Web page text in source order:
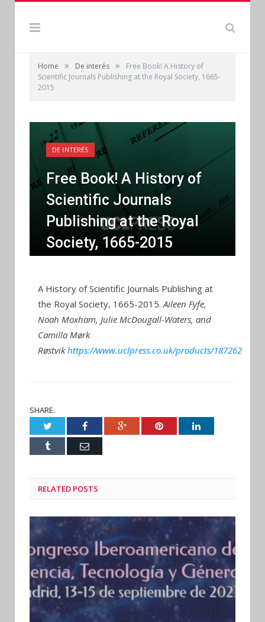
Home » De interés »
Free Book! A History of
Scientific Journals Publishing at the Royal Society, 1665-
2015
DE INTERÉS
Free Book! A History of
Scientific Journals
Publishing at the Royal
Society, 1665-2015
A History of Scientific Journals Publishing at
the Royal Society, 1665-2015.Aileen Fyfe,
Noah Moxham, Julie McDougall-Waters, and
Camilla Mørk
Røstvikhttps://www.uclpress.co.uk/products/187262
SHARE.
Twitter Facebook Google+ Pinterest LinkedIn
Tumblr Email
RELATED POSTS